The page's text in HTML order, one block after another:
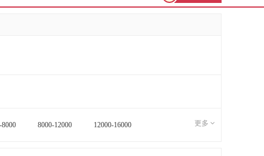
8000 8000-12000 12000-16000 更多